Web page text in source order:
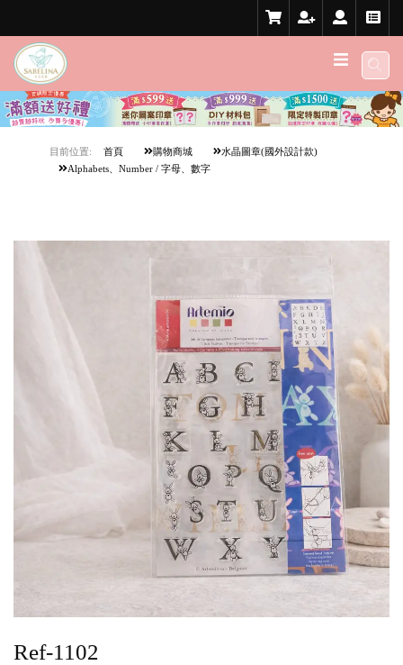
目前位置: 首頁 購物商城
水晶圖章(國外設計款)
Alphabets、Number / 字母、數字
Ref-1102